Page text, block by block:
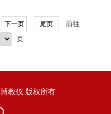
前往
页
教仪 版权所有